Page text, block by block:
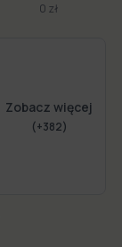
0 zł
Zobacz więcej
(+382)